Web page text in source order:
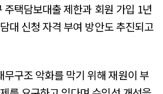
주택담보대출 제한과 회원 가입 1년
대 신청 자격 부여 방안도 추진되고
구조 악화를 막기 위해 재원이 부